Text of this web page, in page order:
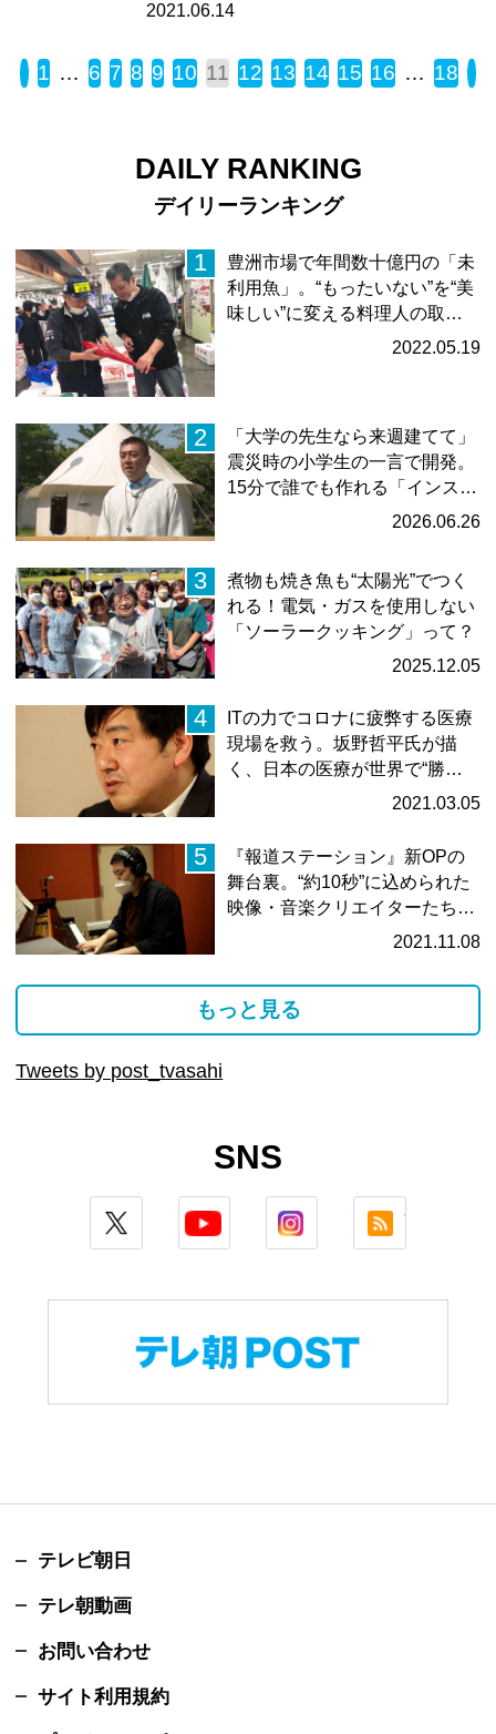
2021.06.14
« Back
1 … 6 7 8 9 10 11 12 13 14 15 16 … 18
DAILY RANKING
デイリーランキング
1
豊洲市場で年間数十億円の「未
利⽤⿂」。“もったいない”を“美
味しい”に変える料理人の取…
2022.05.19
2
「大学の先生なら来週建てて」
震災時の小学生の一言で開発。
15分で誰でも作れる「インス…
2026.06.26
3
煮物も焼き魚も“太陽光”でつく
れる！電気・ガスを使用しない
「ソーラークッキング」って？
2025.12.05
4
ITの力でコロナに疲弊する医療
現場を救う。坂野哲平氏が描
く、日本の医療が世界で“勝て
2021.03.05
5
『報道ステーション』新OPの
舞台裏。“約10秒”に込められた
映像・音楽クリエイターたち
2021.11.08
もっと見る
Tweets by post_tvasahi
SNS
twitter youtube instagram
テレビ朝日
テレ朝動画
お問い合わせ
サイト利用規約